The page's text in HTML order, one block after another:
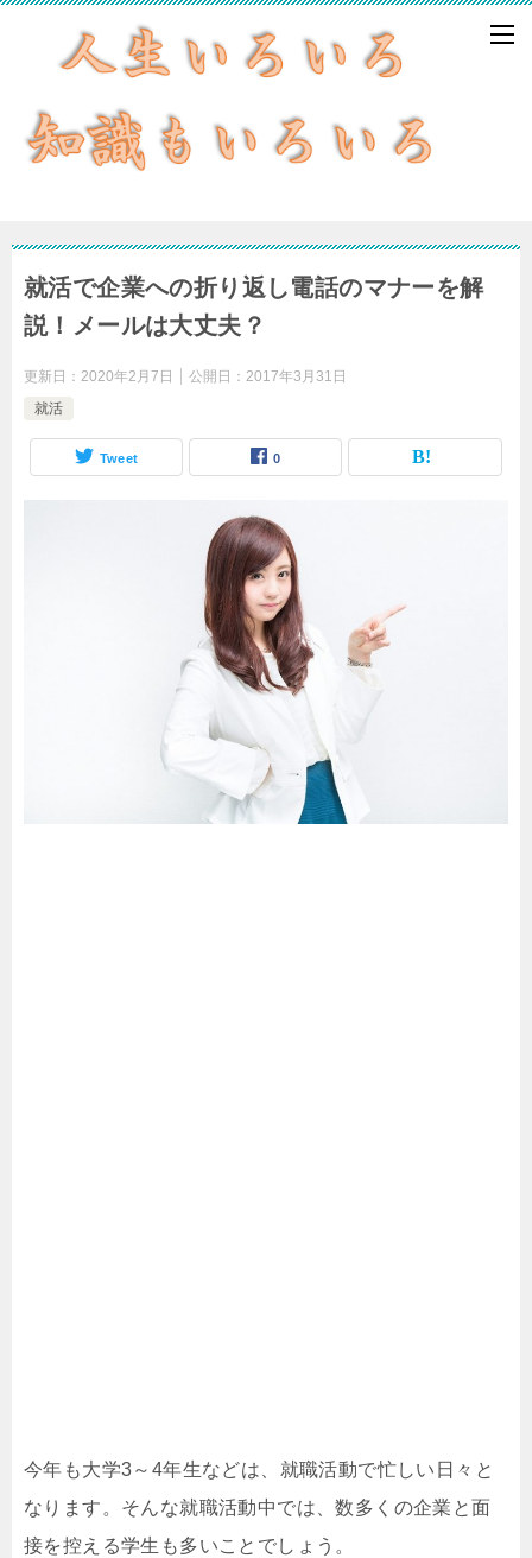
就活で企業への折り返し電話のマナーを解
説！メールは大丈夫？
更新日： 2020年2月7日 公開日： 2017年3月31日
就活
Tweet 0
今年も大学3～4年生などは、就職活動で忙しい日々と
なります。そんな就職活動中では、数多くの企業と面
接を控える学生も多いことでしょう。